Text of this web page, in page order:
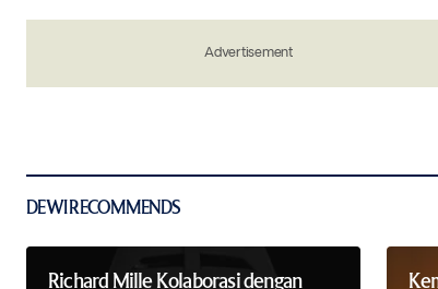
Save my name, email, and
Advertisement
DEWI RECOMMENDS
Richard Mille Kolaborasi dengan